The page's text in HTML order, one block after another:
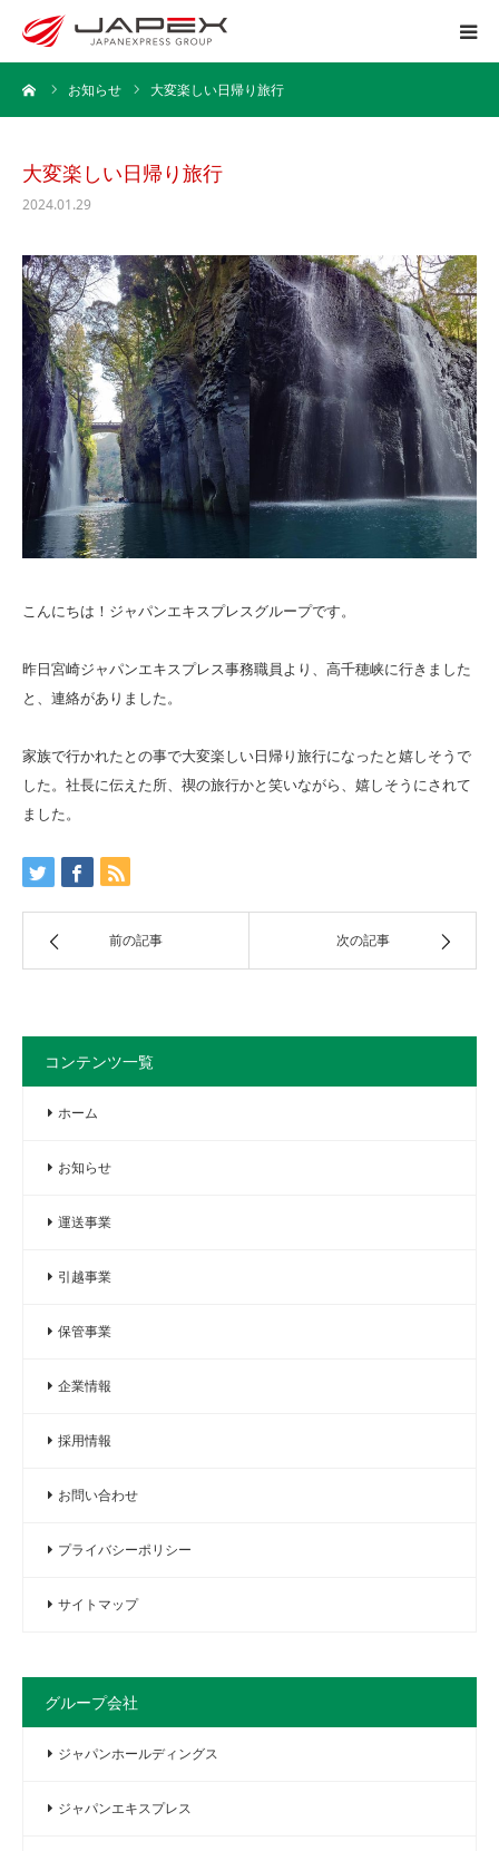
お知らせ 大変楽しい日帰り旅行
大変楽しい日帰り旅行
2024.01.29
こんにちは！ジャパンエキスプレスグループです。
昨日宮崎ジャパンエキスプレス事務職員より、高千穂峡に行きました
と、連絡がありました。
家族で行かれたとの事で大変楽しい日帰り旅行になったと嬉しそうで
した。社長に伝えた所、禊の旅行かと笑いながら、嬉しそうにされて
ました。
前の記事 次の記事
コンテンツ一覧
ホーム
お知らせ
運送事業
引越事業
保管事業
企業情報
採用情報
お問い合わせ
プライバシーポリシー
サイトマップ
グループ会社
ジャパンホールディングス
ジャパンエキスプレス
ホーム
保管事業
企業情報
採用情報